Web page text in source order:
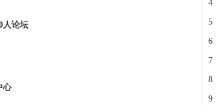
论坛
心
4
5
6
7
8
9